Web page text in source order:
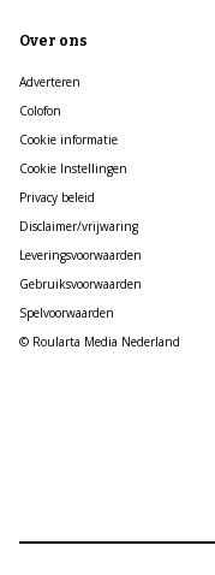
Over ons
Adverteren
Colofon
Cookie informatie
Cookie Instellingen
Privacy beleid
Disclaimer/vrijwaring
Leveringsvoorwaarden
Gebruiksvoorwaarden
Spelvoorwaarden
© Roularta Media Nederland